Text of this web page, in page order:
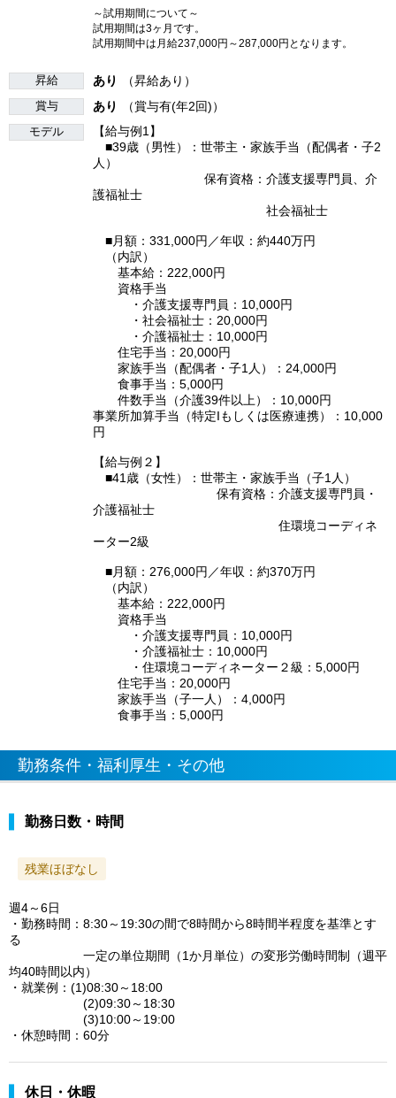
～試用期間について～
試用期間は3ヶ月です。
試用期間中は月給237,000円～287,000円となります。
昇給 あり （昇給あり）
賞与 あり （賞与有(年2回)）
モデル
【給与例1】
■39歳（男性）：世帯主・家族手当（配偶者・子2
人）
保有資格：介護支援専門員、介
護福祉士
社会福祉士
■月額：331,000円／年収：約440万円
（内訳）
基本給：222,000円
資格手当
・介護支援専門員：10,000円
・社会福祉士：20,000円
・介護福祉士：10,000円
住宅手当：20,000円
家族手当（配偶者・子1人）：24,000円
食事手当：5,000円
件数手当（介護39件以上）：10,000円
事業所加算手当（特定Iもしくは医療連携）：10,000
円
【給与例２】
■41歳（女性）：世帯主・家族手当（子1人）
保有資格：介護支援専門員・
介護福祉士
住環境コーディネ
ーター2級
■月額：276,000円／年収：約370万円
（内訳）
基本給：222,000円
資格手当
・介護支援専門員：10,000円
・介護福祉士：10,000円
・住環境コーディネーター２級：5,000円
住宅手当：20,000円
家族手当（子一人）：4,000円
食事手当：5,000円
勤務条件・福利厚生・その他
勤務日数・時間
残業ほぼなし
週4～6日
・勤務時間：8:30～19:30の間で8時間から8時間半程度を基準とす
る
一定の単位期間（1か月単位）の変形労働時間制（週平
均40時間以内）
・就業例：(1)08:30～18:00
(2)09:30～18:30
(3)10:00～19:00
・休憩時間：60分
休日・休暇